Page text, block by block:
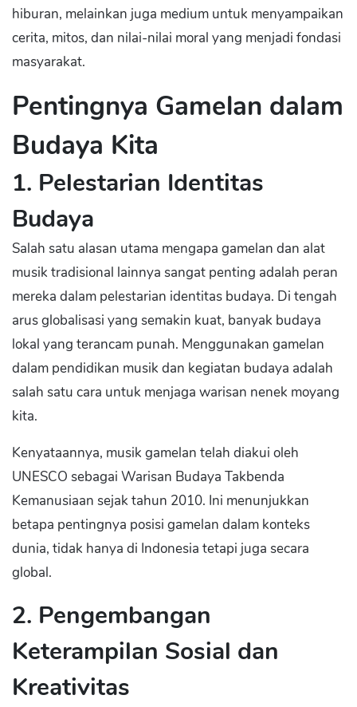
hiburan, melainkan juga medium untuk menyampaikan
cerita, mitos, dan nilai-nilai moral yang menjadi fondasi
masyarakat.
Pentingnya Gamelan dalam
Budaya Kita
1. Pelestarian Identitas
Budaya
Salah satu alasan utama mengapa gamelan dan alat
musik tradisional lainnya sangat penting adalah peran
mereka dalam pelestarian identitas budaya. Di tengah
arus globalisasi yang semakin kuat, banyak budaya
lokal yang terancam punah. Menggunakan gamelan
dalam pendidikan musik dan kegiatan budaya adalah
salah satu cara untuk menjaga warisan nenek moyang
kita.
Kenyataannya, musik gamelan telah diakui oleh
UNESCO sebagai Warisan Budaya Takbenda
Kemanusiaan sejak tahun 2010. Ini menunjukkan
betapa pentingnya posisi gamelan dalam konteks
dunia, tidak hanya di Indonesia tetapi juga secara
global.
2. Pengembangan
Keterampilan Sosial dan
Kreativitas